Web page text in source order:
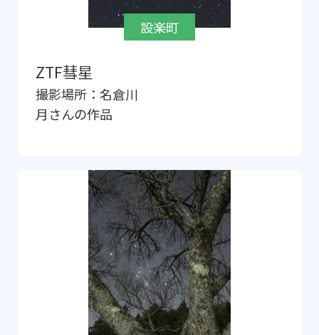
設楽町
ZTF彗星
撮影場所： 名倉川
月 さんの作品